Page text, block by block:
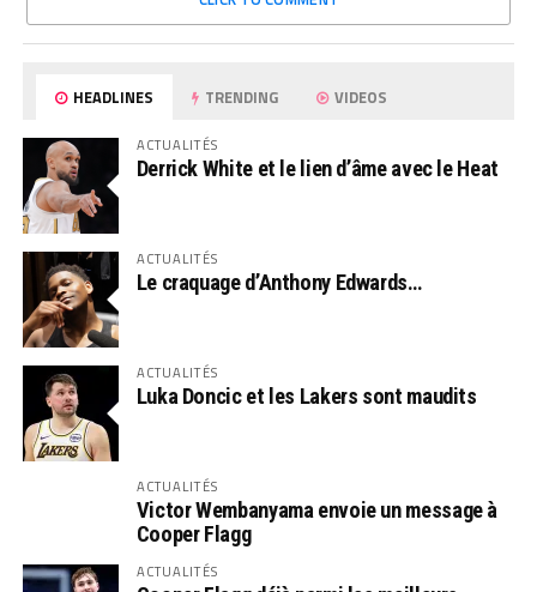
HEADLINES TRENDING VIDEOS
ACTUALITÉS
Derrick White et le lien d’âme avec le Heat
ACTUALITÉS
Le craquage d’Anthony Edwards…
ACTUALITÉS
Luka Doncic et les Lakers sont maudits
ACTUALITÉS
Victor Wembanyama envoie un message à
Cooper Flagg
ACTUALITÉS